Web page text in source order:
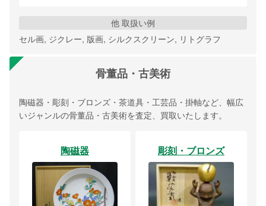
他 取扱い例
セル画, ジクレー, 版画, シルクスクリーン, リトグラフ
骨董品・古美術
陶磁器・彫刻・ブロンズ・茶道具・工芸品・掛軸など、幅広
いジャンルの骨董品・古美術を査定、買取いたします。
陶磁器 彫刻・ブロンズ